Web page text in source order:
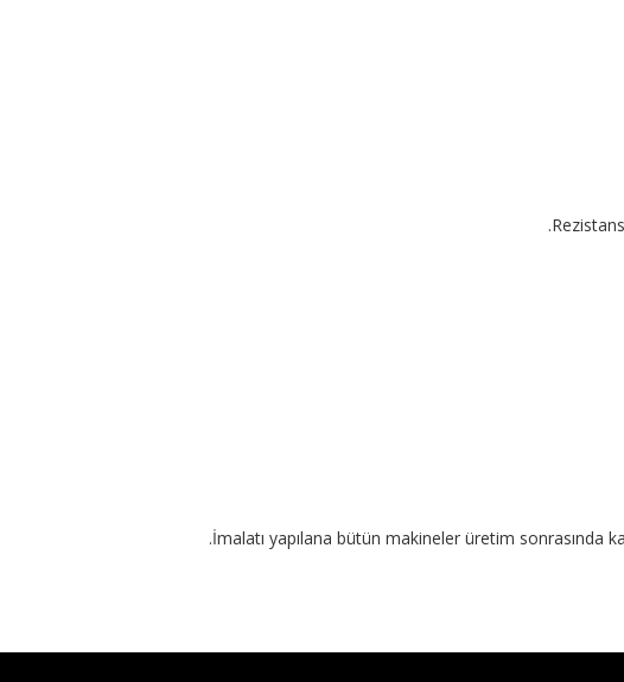
İmalatı yapılana bütün makineler üretim sonrasında